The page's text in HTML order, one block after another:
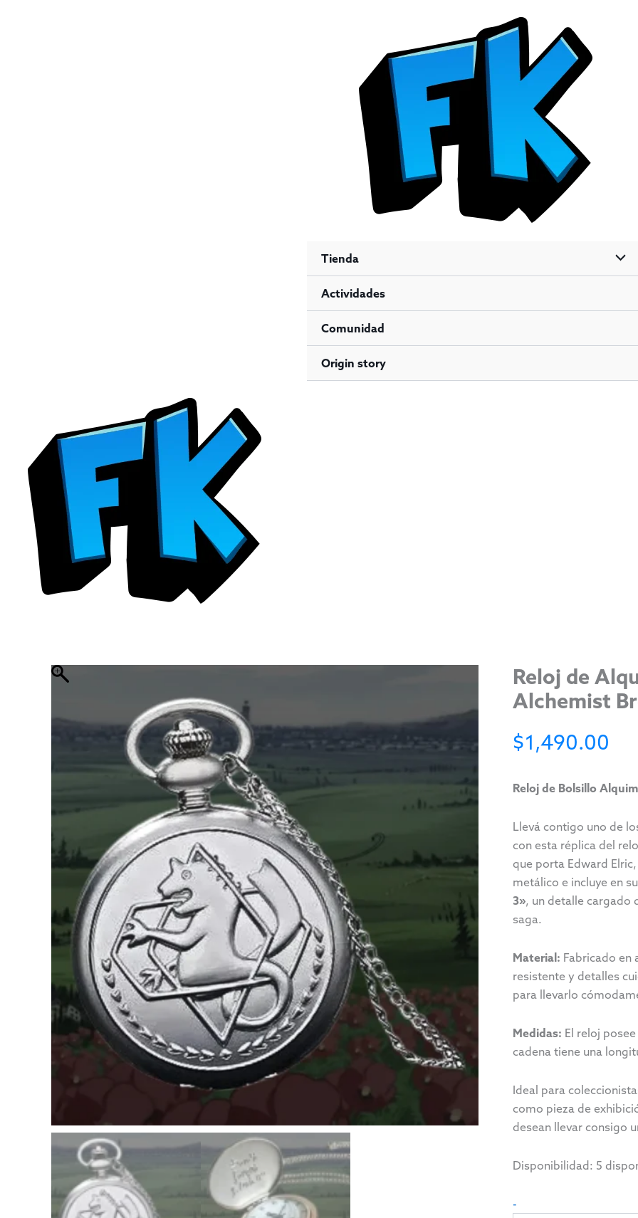
Tienda
Actividades
Comunidad
Origin story
Reloj de
Alchemist
$1,490.00
Reloj de Bolsillo
Llevá contigo uno de
con esta réplica del
que porta Edward
metálico e incluye en
3», un detalle cargado
saga.
Material: Fabricado en
resistente y detalles
para llevarlo
Medidas: El reloj
cadena tiene una
Ideal para
como pieza de
desean llevar consigo
Disponibilidad: 5
-
de
Alquimista
Estatal
-
Fullmetal
Alchemist
Brotherhood
cantidad